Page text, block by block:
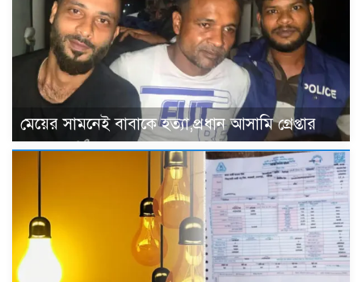
মেয়ের সামনেই বাবাকে হত্যা,প্রধান আসামি গ্রেপ্তার